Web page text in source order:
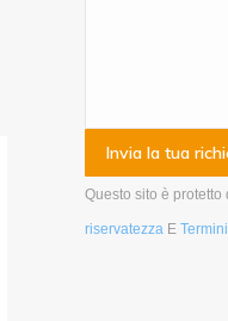
Questo sito è
riservatezza E